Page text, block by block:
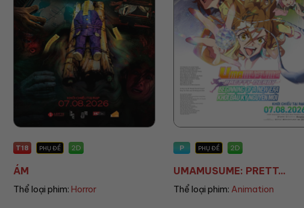
PHỤ ĐỀ 2D
UMAMUSUME: PRETT...
Thể loại phim:Animation
PHỤ ĐỀ/LỒNG TIẾNG
THE LAND OF SOME...
Thể loại phim:Animation